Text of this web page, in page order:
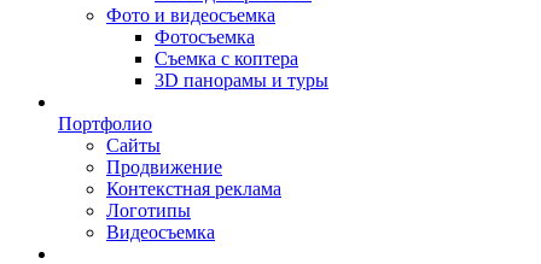
Фото и видеосъемка
Фотосъемка
Съемка с коптера
3D панорамы и туры
Портфолио
Сайты
Продвижение
Контекстная реклама
Логотипы
Видеосъемка